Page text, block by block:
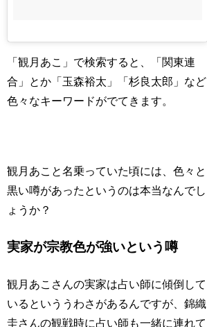
「観月あこ」で検索すると、「関東連
合」とか「玉森裕太」「杉良太郎」など
色々なキーワードがでてきます。
観月あこと名乗っていた頃には、色々と
黒い噂があったというのは本当なんでし
ょうか？
実家が宗教色が強いという噂
観月あこさんの実家は占い師に傾倒して
いるといううわさがあるんですが、錦織
圭さんの観戦時に占い師も一緒に連れて